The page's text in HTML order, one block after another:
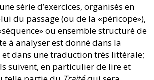
série d’exercices, organisés en
du passage (ou de la «péricope»),
ou ensemble structuré de
à analyser est donné dans la
dans une traduction très littérale;
suivent, en particulier de lire et